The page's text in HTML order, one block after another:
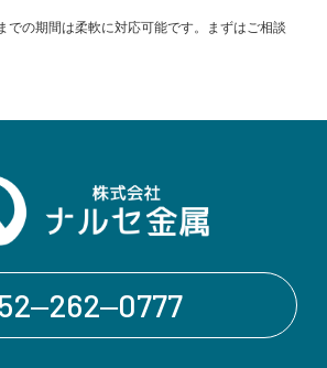
の期間は柔軟に対応可能です。まずはご相談